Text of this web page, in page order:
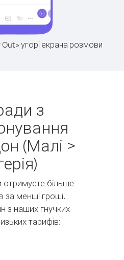
угорі екрана розмови
з
(Малі >
отримуєте більше
за менші гроші.
з наших гнучких
тарифів: